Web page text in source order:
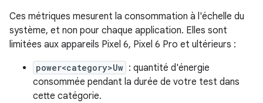
Ces métriques mesurent la consommation à l'échelle du
système, et non pour chaque application. Elles sont
limitées aux appareils Pixel 6, Pixel 6 Pro et ultérieurs :
power<category>Uw : quantité d'énergie
consommée pendant la durée de votre test dans
cette catégorie.